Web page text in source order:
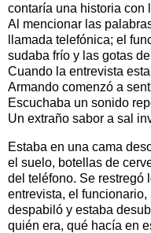
contaría una historia con
Al mencionar las
llamada telefónica; el
sudaba frío y las gotas
Cuando la entrevista
Armando comenzó a
Escuchaba un sonido
Un extraño sabor a sal
Estaba en una cama
el suelo, botellas de
del teléfono. Se restregó
entrevista, el
despabiló y estaba
quién era, qué hacía en